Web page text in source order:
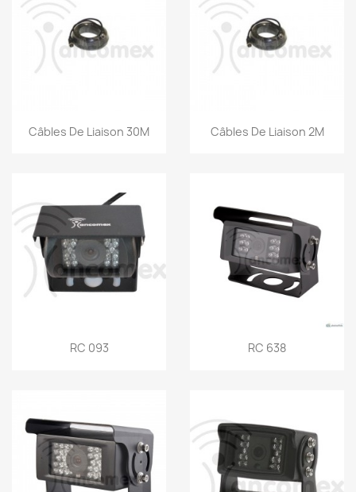
Snel bekijken
Câbles De Liaison 30M Snel bekijken
Câbles De Liaison 2M
Snel bekijken
RC 093 Snel bekijken
RC 638